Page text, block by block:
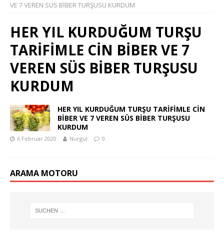
VE 7 VEREN SÜS BİBER TURŞUSU KURDUM
HER YIL KURDUĞUM TURŞU
TARİFİMLE CİN BİBER VE 7
VEREN SÜS BİBER TURŞUSU
KURDUM
HER YIL KURDUĞUM TURŞU TARİFİMLE CİN
BİBER VE 7 VEREN SÜS BİBER TURŞUSU
KURDUM
6 Februar 2020 Nurgül 0
ARAMA MOTORU